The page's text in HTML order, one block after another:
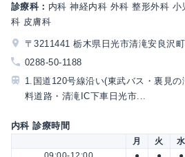
診療科： 内科 神経内科 外科 整形外科
科 皮膚科
〒3211441 栃木県日光市清滝安良沢
0288-50-1188
1.国道120号線沿い(東武バス・裏見
料道路・清滝IC下車日光市...
内科 診療時間
月 火 水